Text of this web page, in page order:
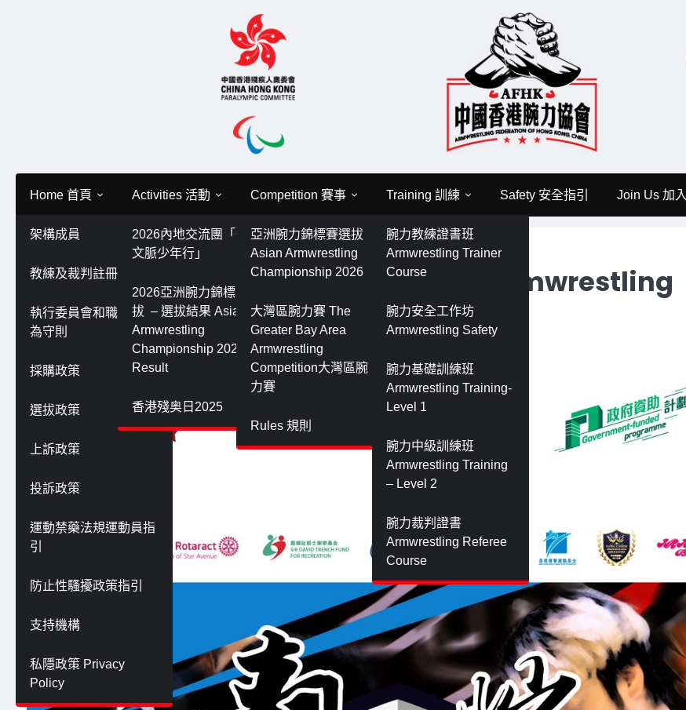
Home 首頁
架構成員
教練及裁判註冊制度
執行委員會和職員的行
為守則
採購政策
選拔政策
上訴政策
投訴政策
運動禁藥法規運動員指
引
防止性騷擾政策指引
支持機構
私隱政策 Privacy
Policy
Activities 活動
2026內地交流團「嶺南
文脈少年行」
2026亞洲腕⼒錦標賽選
拔 – 選拔結果 Asian
Armwrestling
Championship 2026 –
Result
香港殘奥日2025
Competition 賽事
亞洲腕⼒錦標賽選拔
Asian Armwrestling
Championship 2026
大灣區腕力賽 The
Greater Bay Area
Armwrestling
Competition大灣區腕
力賽
Rules 規則
Training 訓練
腕力教練證書班
Armwrestling Trainer
Course
腕力安全工作坊
Armwrestling Safety
腕力基礎訓練班
Armwrestling Training-
Level 1
腕力中級訓練班
Armwrestling Training
– Level 2
腕力裁判證書
Armwrestling Referee
Course
Safety 安全指引 Join Us 加入
南區腕⼒（拗⼿瓜）共融邀請賽同樂⽇ Armwrestling Open & Funday
南區腕⼒（拗⼿瓜）共融邀請賽同樂⽇ Armwrestling
Open & Funday
29/11/2024 腕力小編